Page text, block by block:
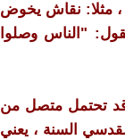
، مثلا: نقاش يخوض
"الناس وصلوا
قد تحتمل متصل من
السنة ، يعني